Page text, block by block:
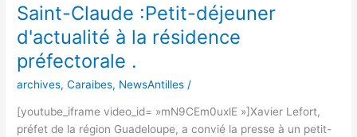
Saint-Claude :Petit-déjeuner
d'actualité à la résidence
préfectorale .
archives,Caraibes, NewsAntilles /
[youtube_iframe video_id= »mN9CEm0uxlE »]Xavier Lefort,
préfet de la région Guadeloupe, a convié la presse à un petit-